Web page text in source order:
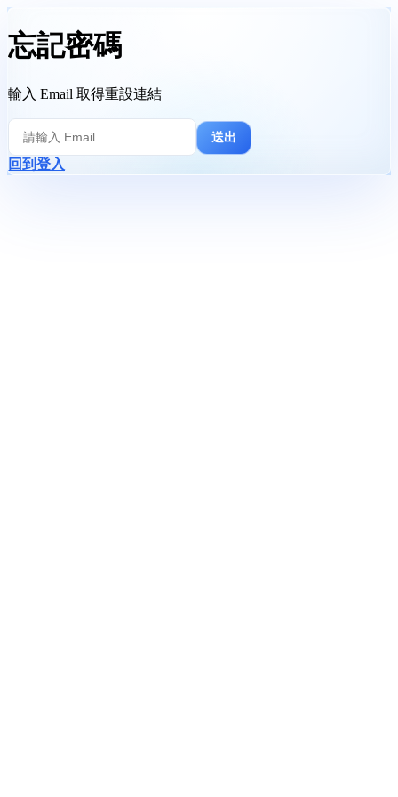
忘記密碼
輸入 Email 取得重設連結
送出
回到登入